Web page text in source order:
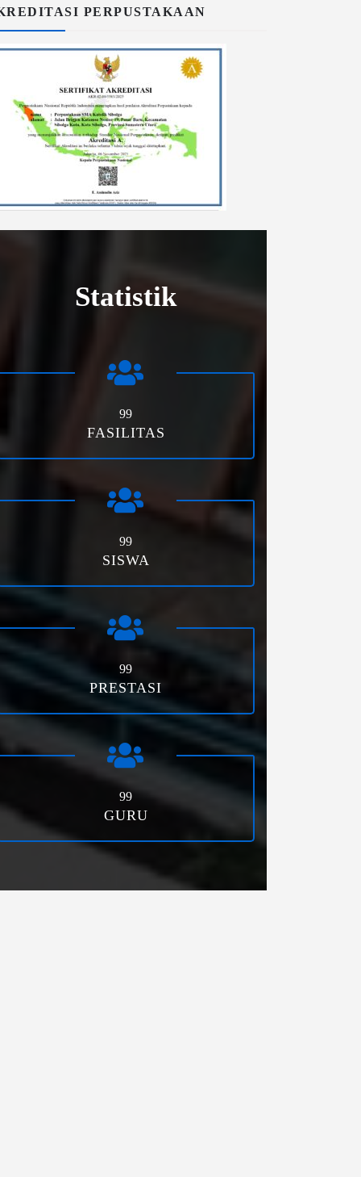
PERPUSTAKAAN
Statistik
99
FASILITAS
99
SISWA
99
PRESTASI
99
GURU